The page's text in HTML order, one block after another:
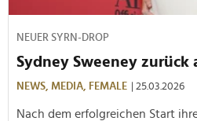
NEUER SYRN-DROP
Sydney Sweeney zurück
NEWS, MEDIA, FEMALE | 25.03.2026
Nach dem erfolgreichen Start